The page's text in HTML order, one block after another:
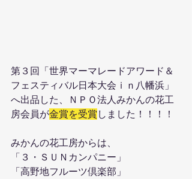
第３回「世界マーマレードアワード＆
フェスティバル日本大会ｉｎ八幡浜」
へ出品した、ＮＰＯ法人みかんの花工
房会員が金賞を受賞 しました！！！！
みかんの花工房からは、
「３・ＳＵＮカンパニー」
「高野地フルーツ倶楽部」